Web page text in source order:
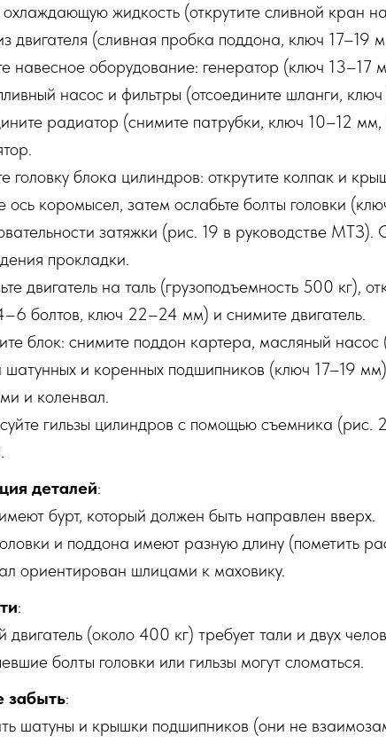
жидкость (открутите сливной кран
двигателя (сливная пробка поддона, ключ 17–19
навесное оборудование: генератор (ключ 13–17
насос и фильтры (отсоедините шланги,
радиатор (снимите патрубки, ключ 10–12
головку блока цилиндров: открутите колпак и
ось коромысел, затем ослабьте болты головки
затяжки (рис. 19 в руководстве МТЗ).
прокладки.
двигатель на таль (грузоподъемность 500 кг),
болтов, ключ 22–24 мм) и снимите двигатель.
блок: снимите поддон картера, масляный
и коренных подшипников (ключ 17–19
и коленвал.
гильзы цилиндров с помощью съемника (рис.
деталей:
бурт, который должен быть направлен вверх.
и поддона имеют разную длину (пометить
ориентирован шлицами к маховику.
:
двигатель (около 400 кг) требует тали и двух
болты головки или гильзы могут сломаться.
забыть:
шатуны и крышки подшипников (они не